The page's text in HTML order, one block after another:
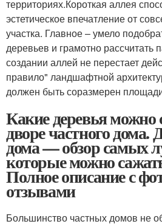
территориях.Короткая аллея
эстетическое впечатление от
участка. Главное – умело
деревьев и грамотно рассчитать
создании аллей не перестает
правило" ландшафтной
должен быть соразмерен
Какие деревья можно
дворе частного дома.
дома — обзор самых
которые можно
Полное описание с
отзывами
Большинство частных домов не